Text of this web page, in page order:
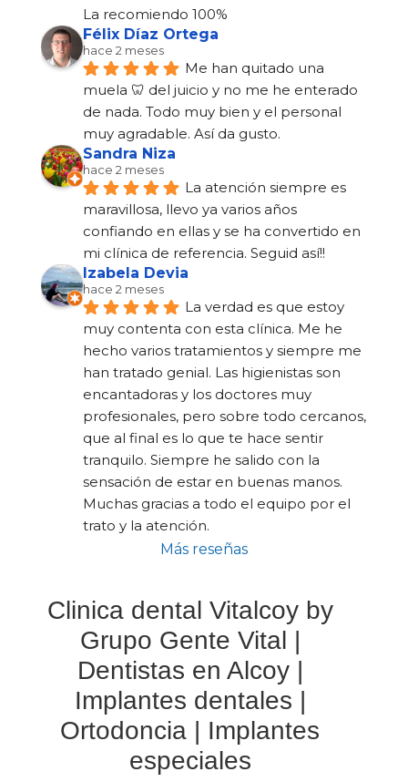
La recomiendo 100%
Félix Díaz Ortega
hace 2 meses
Me han quitado una
muela 🦷 del juicio y no me he enterado
de nada. Todo muy bien y el personal
muy agradable. Así da gusto.
Sandra Niza
hace 2 meses
La atención siempre es
maravillosa, llevo ya varios años
confiando en ellas y se ha convertido en
mi clínica de referencia. Seguid así!!
Izabela Devia
hace 2 meses
La verdad es que estoy
muy contenta con esta clínica. Me he
hecho varios tratamientos y siempre me
han tratado genial. Las higienistas son
encantadoras y los doctores muy
profesionales, pero sobre todo cercanos,
que al final es lo que te hace sentir
tranquilo. Siempre he salido con la
sensación de estar en buenas manos.
Muchas gracias a todo el equipo por el
trato y la atención.
Más reseñas
Clinica dental Vitalcoy by
Grupo Gente Vital |
Dentistas en Alcoy |
Implantes dentales |
Ortodoncia | Implantes
especiales